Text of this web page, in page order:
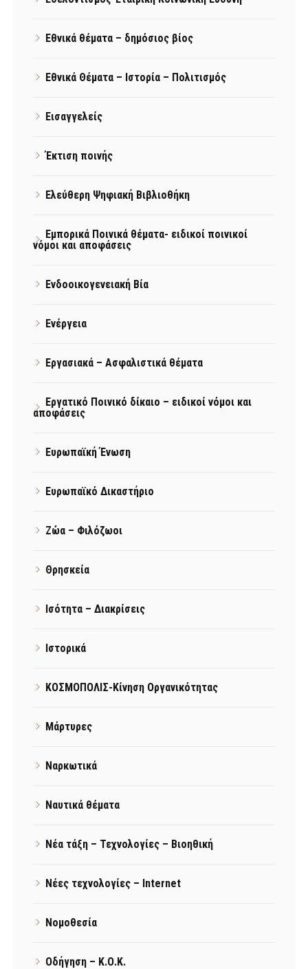
Εθνικά θέματα – δημόσιος βίος
Εθνικά Θέματα – Ιστορία – Πολιτισμός
Εισαγγελείς
Έκτιση ποινής
Ελεύθερη Ψηφιακή Βιβλιοθήκη
Εμπορικά Ποινικά θέματα- ειδικοί ποινικοί
νόμοι και αποφάσεις
Ενδοοικογενειακή Βία
Ενέργεια
Εργασιακά – Ασφαλιστικά θέματα
Εργατικό Ποινικό δίκαιο – ειδικοί νόμοι και
αποφάσεις
Ευρωπαϊκή Ένωση
Ευρωπαϊκό Δικαστήριο
Ζώα – Φιλόζωοι
Θρησκεία
Ισότητα – Διακρίσεις
Ιστορικά
ΚΟΣΜΟΠΟΛΙΣ-Κίνηση Οργανικότητας
Μάρτυρες
Ναρκωτικά
Ναυτικά θέματα
Νέα τάξη – Τεχνολογίες – Βιοηθική
Νέες τεχνολογίες – Internet
Νομοθεσία
Οδήγηση – Κ.Ο.Κ.